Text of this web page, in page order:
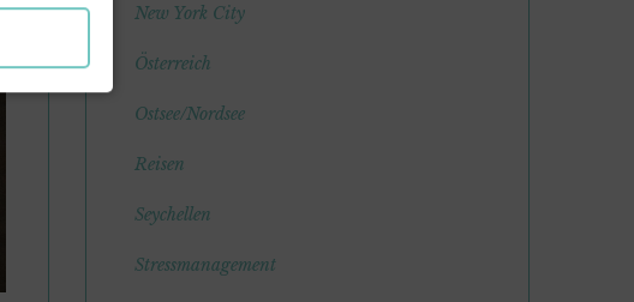
New York City
Österreich
Ostsee/Nordsee
Reisen
Seychellen
Stressmanagement